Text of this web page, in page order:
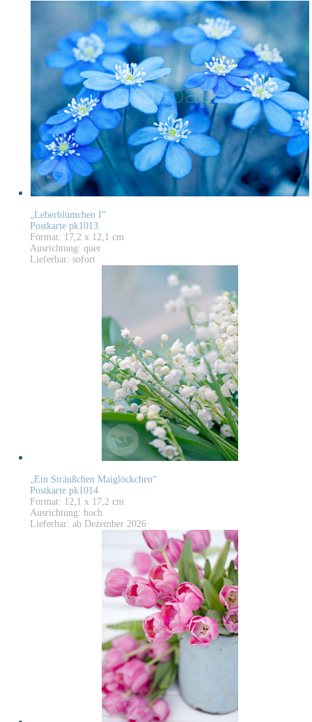
„Leberblümchen I“
Postkarte pk1013
Format: 17,2 x 12,1 cm
Ausrichtung: quer
Lieferbar: sofort
„Ein Sträußchen Maiglöckchen“
Postkarte pk1014
Format: 12,1 x 17,2 cm
Ausrichtung: hoch
Lieferbar: ab Dezember 2026